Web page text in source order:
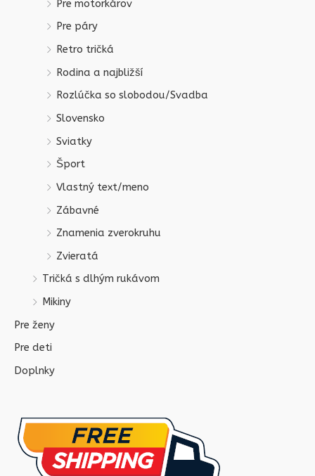
Pre motorkárov
Pre páry
Retro tričká
Rodina a najbližší
Rozlúčka so slobodou/Svadba
Slovensko
Sviatky
Šport
Vlastný text/meno
Zábavné
Znamenia zverokruhu
Zvieratá
Tričká s dlhým rukávom
Mikiny
Pre ženy
Pre deti
Doplnky